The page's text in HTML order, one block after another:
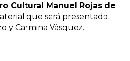
Cultural Manuel Rojas de
que será presentado
y Carmina Vásquez.